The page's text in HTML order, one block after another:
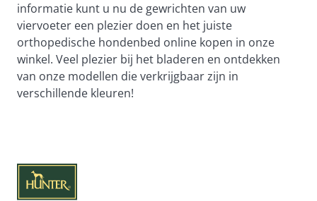
informatie kunt u nu de gewrichten van uw
viervoeter een plezier doen en het juiste
orthopedische hondenbed online kopen in onze
winkel. Veel plezier bij het bladeren en ontdekken
van onze modellen die verkrijgbaar zijn in
verschillende kleuren!